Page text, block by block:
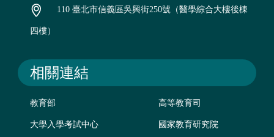
110 臺北市信義區吳興街250號（醫學綜合大樓後棟
四樓）
相關連結
教育部 高等教育司
大學入學考試中心 國家教育研究院